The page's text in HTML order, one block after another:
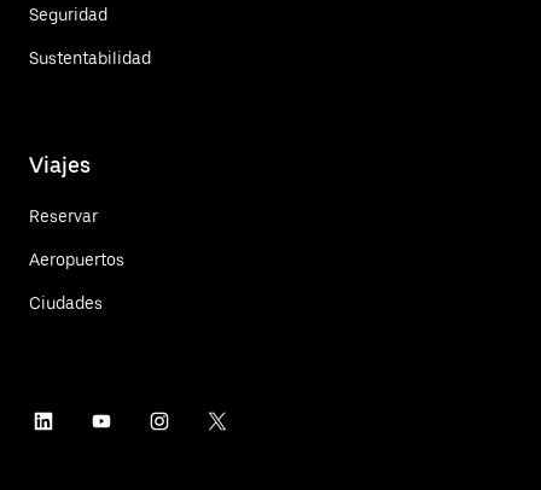
Seguridad
Sustentabilidad
Viajes
Reservar
Aeropuertos
Ciudades